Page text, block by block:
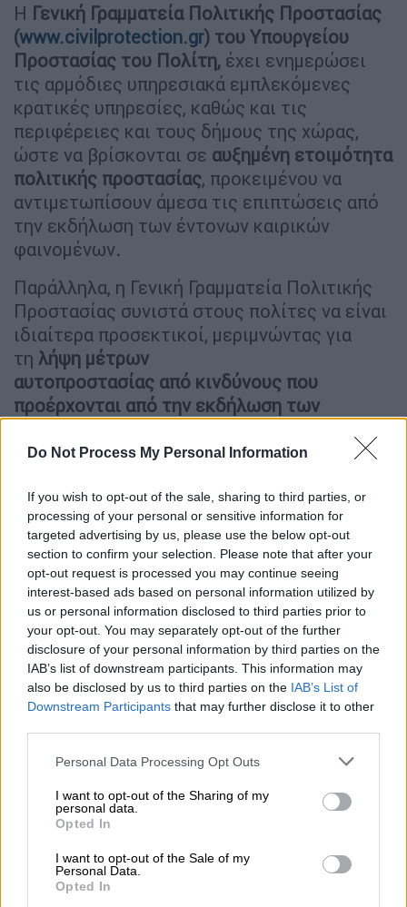
Do Not Process My Personal Information
If you wish to opt-out of the sale, sharing to third parties, or
processing of your personal or sensitive information for
targeted advertising by us, please use the below opt-out
section to confirm your selection. Please note that after your
opt-out request is processed you may continue seeing
interest-based ads based on personal information utilized by
us or personal information disclosed to third parties prior to
your opt-out. You may separately opt-out of the further
disclosure of your personal information by third parties on the
IAB’s list of downstream participants. This information may
also be disclosed by us to third parties on the IAB’s List of
Downstream Participants that may further disclose it to other
Please note that this website/app uses one or more Google
not limited to your visit or usage behaviour. You may click to
grant or deny consent to Google and its third-party tags to
use your data for below specified purposes in below Google
consent section.
Personal Data Processing Opt Outs
I want to opt-out of the Sharing of my
personal data.
Opted In
I want to opt-out of the Sale of my
Personal Data.
Opted In
Η Γενική Γραμματεία Πολιτικής Προστασίας
(www.civilprotection.gr) του Υπουργείου
Προστασίας του Πολίτη, έχει ενημερώσει
τις αρμόδιες υπηρεσιακά εμπλεκόμενες
κρατικές υπηρεσίες, καθώς και τις
περιφέρειες και τους δήμους της χώρας,
ώστε να βρίσκονται σε αυξημένη ετοιμότητα
πολιτικής προστασίας, προκειμένου να
αντιμετωπίσουν άμεσα τις επιπτώσεις από
την εκδήλωση των έντονων καιρικών
φαινομένων.
Παράλληλα, η Γενική Γραμματεία Πολιτικής
Προστασίας συνιστά στους πολίτες να είναι
ιδιαίτερα προσεκτικοί, μεριμνώντας για
τη λήψη μέτρων
αυτοπροστασίας από κινδύνους που
προέρχονται από την εκδήλωση των
Οδηγίες προς τους πολίτες
Ειδικότερα, σε περιοχές όπου
προβλέπεται
η εκδήλωση έντονων βροχοπτώσεων,
καταιγίδων ή θυελλωδών ανέμων
Να ασφαλίσουν αντικείμενα τα οποία αν
παρασυρθούν από τα έντονα καιρικά
φαινόμενα ενδέχεται να προκαλέσουν